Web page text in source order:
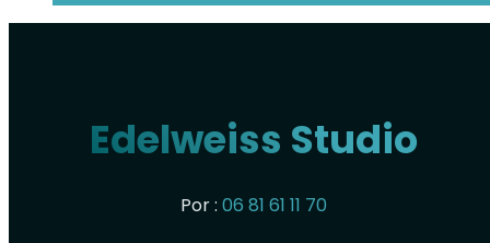
Edelweiss Studio
Por : 06 81 61 11 70